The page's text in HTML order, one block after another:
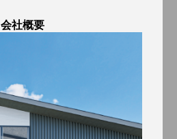
会社概要